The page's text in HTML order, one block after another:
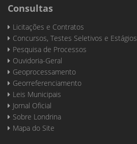
Consultas
Licitações e Contratos
Concursos, Testes Seletivos e Estágios
Pesquisa de Processos
Ouvidoria-Geral
Geoprocessamento
Georreferenciamento
Leis Municipais
Jornal Oficial
Sobre Londrina
Mapa do Site